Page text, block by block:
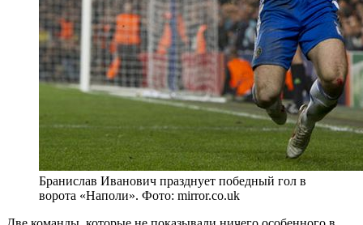
Бранислав Иванович празднует победный гол в
ворота «Наполи». Фото: mirror.co.uk